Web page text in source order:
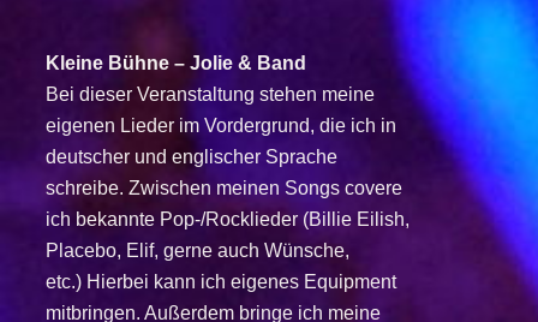
Kleine Bühne – Jolie & Band
Bei dieser Veranstaltung stehen meine
eigenen Lieder im Vordergrund, die ich in
deutscher und englischer Sprache
schreibe. Zwischen meinen Songs covere
ich bekannte Pop-/Rocklieder (Billie Eilish,
Placebo, Elif, gerne auch Wünsche,
etc.) Hierbei kann ich eigenes Equipment
mitbringen. Außerdem bringe ich meine